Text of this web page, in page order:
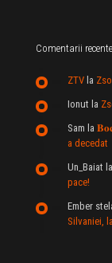
Comentarii recente
ZTV la
Ionut la
Sam la
a decedat
Un_Baiat la
pace!
Ember
Silvaniei,